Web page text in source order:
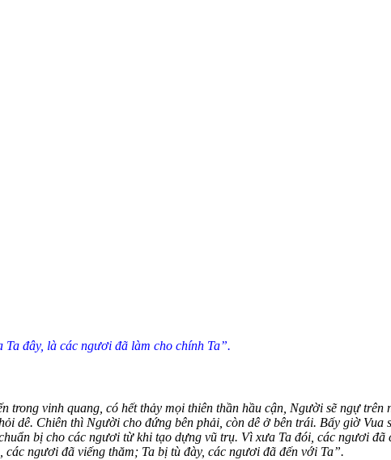
đây, là các ngươi đã làm cho chính Ta”.
trong vinh quang, có hết thảy mọi thiên thần hầu cận, Người sẽ ngự
dê. Chiên thì Người cho đứng bên phải, còn dê ở bên trái. Bấy giờ
bị cho các ngươi từ khi tạo dựng vũ trụ. Vì xưa Ta đói, các ngươi
ngươi đã viếng thăm; Ta bị tù đày, các ngươi đã đến với Ta”.